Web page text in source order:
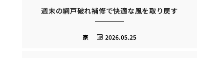
週末の網戸破れ補修で快適な風を取り戻す
2026.05.25
家